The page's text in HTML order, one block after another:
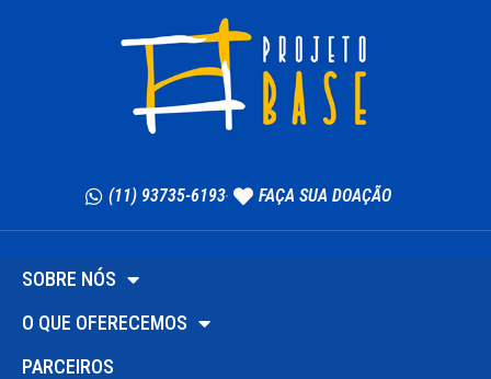
(11) 93735-6193 FAÇA SUA DOAÇÃO
SOBRE NÓS
O QUE OFERECEMOS
PARCEIROS